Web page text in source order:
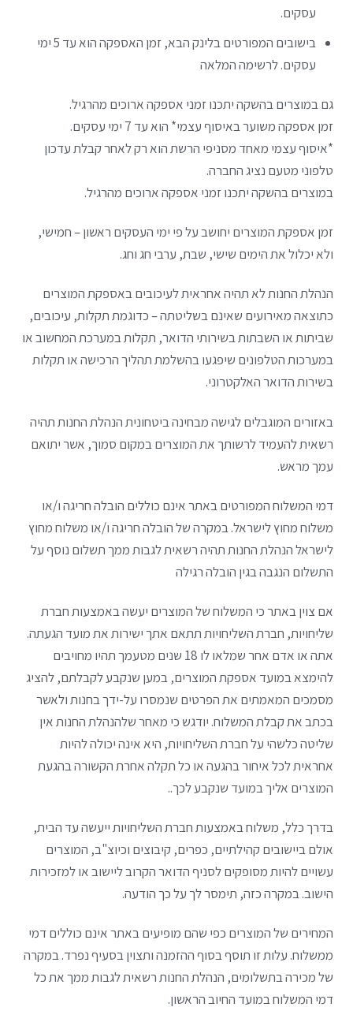
עסקים.
בישובים המפורטים בלינק הבא, זמן האספקה הוא עד 5 ימי
עסקים. לרשימה המלאה
גם במוצרים בהשקה יתכנו זמני אספקה ארוכים מהרגיל.
זמן אספקה משוער באיסוף עצמי* הוא עד 7 ימי עסקים.
*איסוף עצמי מאחד מסניפי הרשת הוא רק לאחר קבלת עדכון
טלפוני מטעם נציג החברה.
במוצרים בהשקה יתכנו זמני אספקה ארוכים מהרגיל.
זמן אספקת המוצרים יחושב על פי ימי העסקים ראשון – חמישי,
ולא יכלול את הימים שישי, שבת, ערבי חג וחג.
הנהלת החנות לא תהיה אחראית לעיכובים באספקת המוצרים
כתוצאה מאירועים שאינם בשליטתה – כדוגמת תקלות, עיכובים,
שביתות או השבתות בשירותי הדואר, תקלות במערכת המחשוב או
במערכות הטלפונים שיפגעו בהשלמת תהליך הרכישה או תקלות
בשירות הדואר האלקטרוני.
באזורים המוגבלים לגישה מבחינה ביטחונית הנהלת החנות תהיה
רשאית להעמיד לרשותך את המוצרים במקום סמוך, אשר יתואם
עמך מראש.
דמי המשלוח המפורטים באתר אינם כוללים הובלה חריגה ו/או
משלוח מחוץ לישראל. במקרה של הובלה חריגה ו/או משלוח מחוץ
לישראל הנהלת החנות תהיה רשאית לגבות ממך תשלום נוסף על
התשלום הנגבה בגין הובלה רגילה
אם צוין באתר כי המשלוח של המוצרים יעשה באמצעות חברת
שליחויות, חברת השליחויות תתאם אתך ישירות את מועד הגעתה.
אתה או אדם אחר שמלאו לו 18 שנים מטעמך תהיו מחויבים
להימצא במועד אספקת המוצרים, במען שנקבע לקבלתם, להציג
מסמכים המאמתים את הפרטים שנמסרו על-ידך בחנות ולאשר
בכתב את קבלת המשלוח. יודגש כי מאחר שלהנהלת החנות אין
שליטה כלשהי על חברת השליחויות, היא אינה יכולה להיות
אחראית לכל איחור בהגעה או כל תקלה אחרת הקשורה בהגעת
המוצרים אליך במועד שנקבע לכך..
בדרך כלל, משלוח באמצעות חברת השליחויות ייעשה עד הבית,
אולם ביישובים קהילתיים, כפרים, קיבוצים וכיוצ"ב, המוצרים
עשויים להיות מסופקים לסניף הדואר הקרוב ליישוב או למזכירות
הישוב. במקרה כזה, תימסר לך על כך הודעה.
המחירים של המוצרים כפי שהם מופיעים באתר אינם כוללים דמי
ממשלוח. עלות זו תוסף בסוף ההזמנה ותצוין בסעיף נפרד. במקרה
של מכירה בתשלומים, הנהלת החנות רשאית לגבות ממך את כל
דמי המשלוח במועד החיוב הראשון.